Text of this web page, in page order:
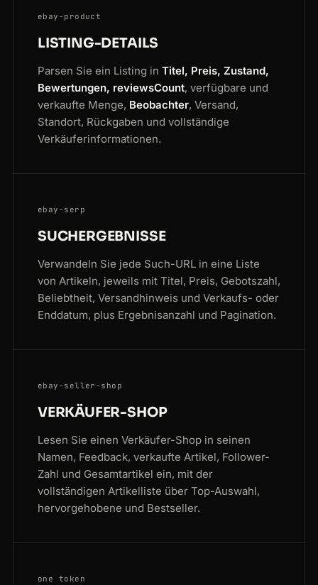
ebay-product
LISTING-DETAILS
Parsen Sie ein Listing in Titel, Preis, Zustand,
Bewertungen, reviewsCount, verfügbare und
verkaufte Menge, Beobachter, Versand,
Standort, Rückgaben und vollständige
Verkäuferinformationen.
ebay-serp
SUCHERGEBNISSE
Verwandeln Sie jede Such-URL in eine Liste
von Artikeln, jeweils mit Titel, Preis, Gebotszahl,
Beliebtheit, Versandhinweis und Verkaufs- oder
Enddatum, plus Ergebnisanzahl und Pagination.
ebay-seller-shop
VERKÄUFER-SHOP
Lesen Sie einen Verkäufer-Shop in seinen
Namen, Feedback, verkaufte Artikel, Follower-
Zahl und Gesamtartikel ein, mit der
vollständigen Artikelliste über Top-Auswahl,
hervorgehobene und Bestseller.
one token